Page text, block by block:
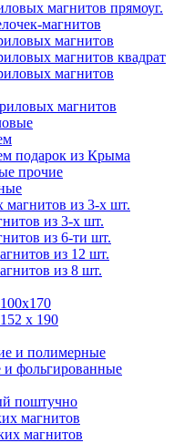
магнитов прямоуг.
магнитов
магнитов
магнитов квадрат
магнитов
магнитов
подарок из Крыма
прочие
из 3-х шт.
из 3-х шт.
из 6-ти шт.
из 12 шт.
из 8 шт.
х 190
и полимерные
фольгированные
поштучно
магнитов
магнитов